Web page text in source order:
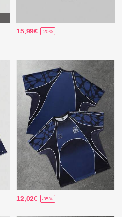
15,99€ -20%
12,02€ -35%